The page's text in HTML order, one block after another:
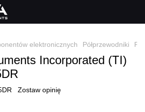
elektronicznych Półprzewodniki
Incorporated (TI)
Zostaw opinię